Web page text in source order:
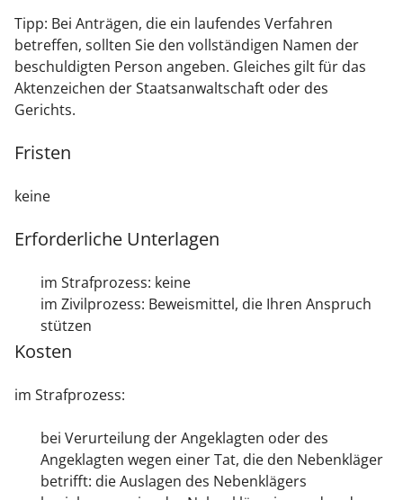
Tipp: Bei Anträgen, die ein laufendes Verfahren
betreffen, sollten Sie den vollständigen Namen der
beschuldigten Person angeben. Gleiches gilt für das
Aktenzeichen der Staatsanwaltschaft oder des
Gerichts.
Fristen
keine
Erforderliche Unterlagen
im Strafprozess: keine
im Zivilprozess: Beweismittel, die Ihren Anspruch
stützen
Kosten
im Strafprozess:
bei Verurteilung der Angeklagten oder des
Angeklagten wegen einer Tat, die den Nebenkläger
betrifft: die Auslagen des Nebenklägers